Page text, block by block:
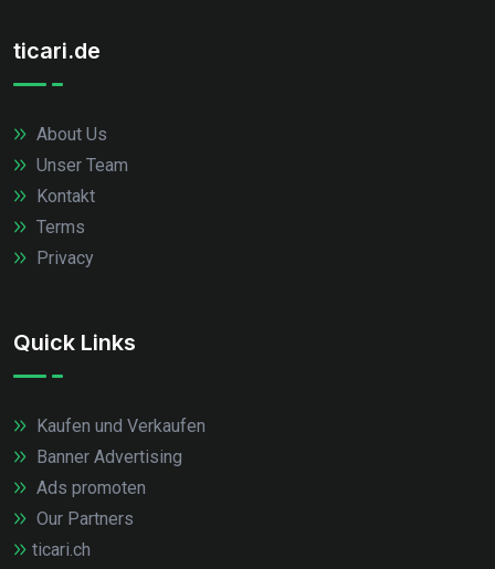
ticari.de
About Us
Unser Team
Kontakt
Terms
Privacy
Quick Links
Kaufen und Verkaufen
Banner Advertising
Ads promoten
Our Partners
ticari.ch